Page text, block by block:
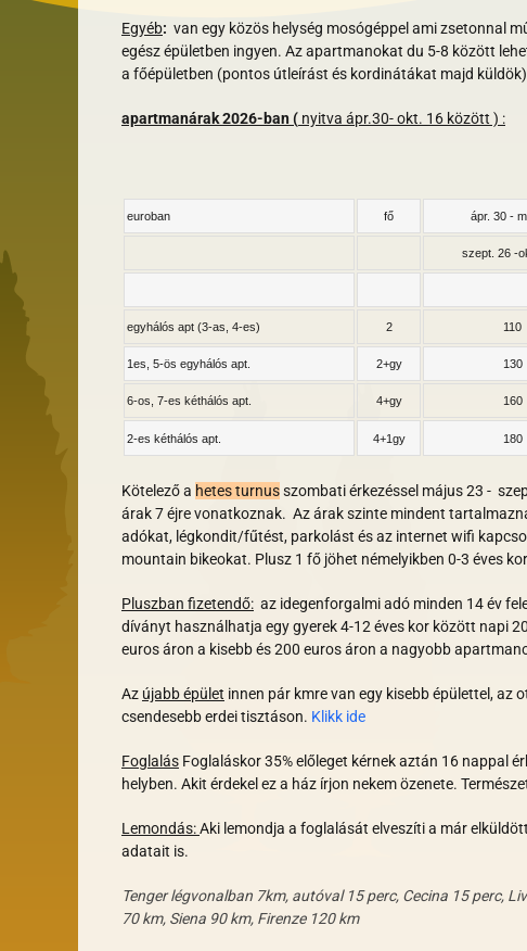
Egyéb: van egy közös helység mosógéppel ami zsetonnal
egész épületben ingyen. Az apartmanokat du 5-8 között
a főépületben (pontos útleírást és kordinátákat majd
apartmanárak2026-ban( nyitva ápr.30- okt. 16 között ) :
euroban fő ápr. 30 -
szept. 26 -
egyhálós apt (3-as, 4-es) 2 110
1es, 5-ös egyhálós apt. 2+gy 130
6-os, 7-es kéthálós apt. 4+gy 160
2-es kéthálós apt. 4+1gy 180
Kötelező a hetes turnusszombati érkezéssel május 23 -
árak 7 éjre vonatkoznak. Az árak szinte mindent
adókat, légkondit/fűtést, parkolást és az internet wifi
mountain bikeokat. Plusz 1 fő jöhet némelyikben 0-3 éves
Pluszban fizetendő: az idegenforgalmi adó minden 14 év
díványt használhatja egy gyerek 4-12 éves kor között napi
euros áron a kisebb és 200 euros áron a nagyobb
Az újabb épület innen pár kmre van egy kisebb épülettel,
csendesebb erdei tisztáson. Klikk ide
Foglalás Foglaláskor 35% előleget kérnek aztán 16 nappal
helyben. Akit érdekel ez a ház írjon nekem özenete.
Lemondás:Aki lemondja a foglalását elveszíti a már
adatait is.
Tenger légvonalban 7km, autóval 15 perc, Cecina 15 perc,
70 km, Siena 90 km, Firenze 120 km